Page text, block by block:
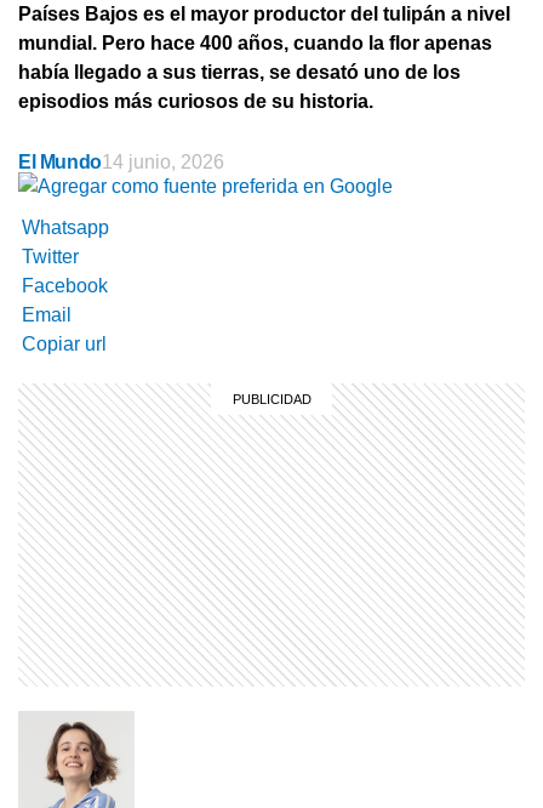
Países Bajos es el mayor productor del tulipán a nivel
mundial. Pero hace 400 años, cuando la flor apenas
había llegado a sus tierras, se desató uno de los
episodios más curiosos de su historia.
El Mundo14 junio, 2026
Whatsapp
Twitter
Facebook
Email
Copiar url